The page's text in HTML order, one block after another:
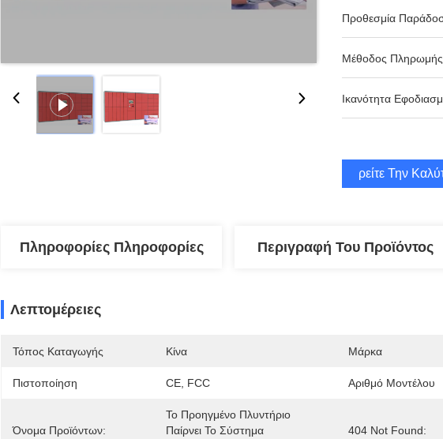
Προθεσμία
Μέθοδος
Ικανότητα
Βρείτε Την
Πληροφορίες Πληροφορίες Περιγραφή Του Προϊόντος
Λεπτομέρειες
Τόπος Καταγωγής Κίνα Μάρκα
Πιστοποίηση CE, FCC Αριθμό Μοντέλου
Όνομα Προϊόντων:
Το Προηγμένο Πλυντήριο
Παίρνει Το Σύστημα
404 Not Found: